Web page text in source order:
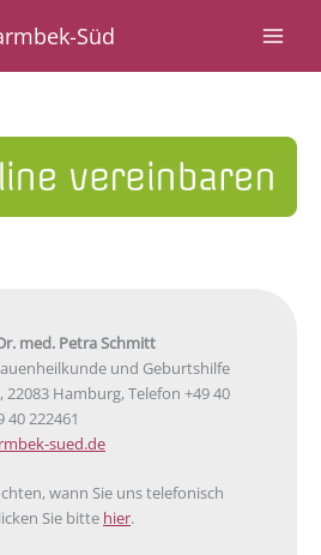
Süd
med. Petra Schmitt
und Geburtshilfe
Hamburg, Telefon +49 40
40 222461
sued.de
wann Sie uns telefonisch
Sie bitte hier.